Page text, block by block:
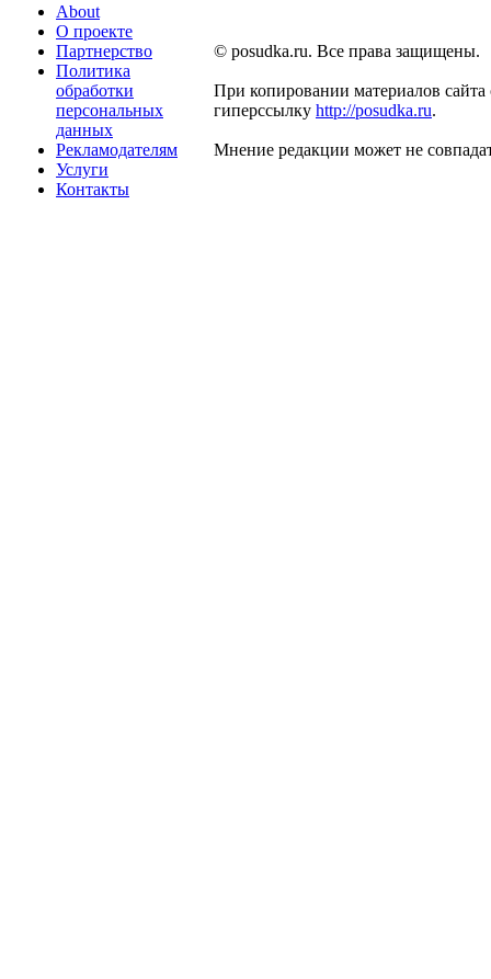
About
О проекте
Партнерство
Политика
обработки
персональных
данных
Рекламодателям
Услуги
Контакты
© posudka.ru. Все права защищены.
При копировании материалов сайта
гиперссылку http://posudka.ru.
Мнение редакции может не